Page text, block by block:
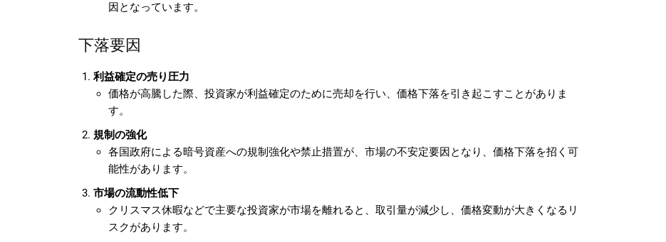
因となっています。
下落要因
利益確定の売り圧力
価格が高騰した際、投資家が利益確定のために売却を行い、価格下落を引き起こすことがありま
す。
規制の強化
各国政府による暗号資産への規制強化や禁止措置が、市場の不安定要因となり、価格下落を招く可
能性があります。
市場の流動性低下
クリスマス休暇などで主要な投資家が市場を離れると、取引量が減少し、価格変動が大きくなるリ
スクがあります。